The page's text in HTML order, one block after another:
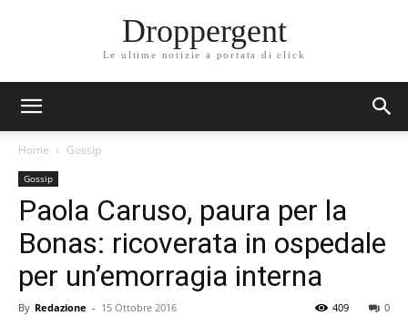
Droppergent
Le ultime notizie a portata di click
Home Gossip
Gossip
Paola Caruso, paura per la
Bonas: ricoverata in ospedale
per un’emorragia interna
By Redazione - 15 Ottobre 2016 0
409